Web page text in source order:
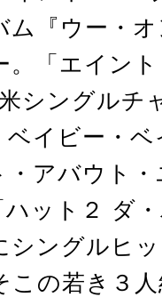
ム『ウー・
。「エイン
シングルチ
イビー・
・アバウト
ハット２ ダ
シングルヒ
この若き３